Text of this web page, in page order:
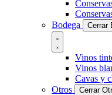
Bodega
Cerrar
Vinos
Vinos
Cavas y
Otros
Cerrar